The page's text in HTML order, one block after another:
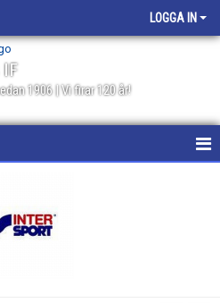
LOGGA IN
1906 | Vi firar 120 år!